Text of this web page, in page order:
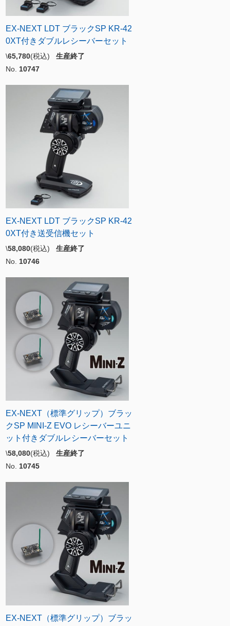
EX-NEXT LDT ブラックSP KR-42
0XT付きダブルレシーバーセット
\65,780(税込) 生産終了
No. 10747
EX-NEXT LDT ブラックSP KR-42
0XT付き送受信機セット
\58,080(税込) 生産終了
No. 10746
EX-NEXT（標準グリップ）ブラッ
クSP MINI-Z EVO レシーバーユニ
ット付きダブルレシーバーセット
\58,080(税込) 生産終了
No. 10745
EX-NEXT（標準グリップ）ブラッ